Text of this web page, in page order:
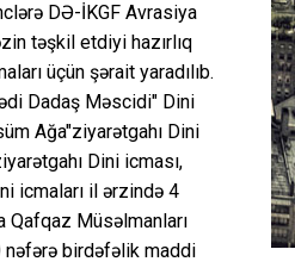
DƏ-İKGF Avrasiya
təşkil etdiyi hazırlıq
üçün şərait yaradılıb.
Dadaş Məscidi" Dini
Ağa"ziyarətgahı Dini
Dini icması,
icmaları il ərzində 4
Qafqaz Müsəlmanları
birdəfəlik maddi